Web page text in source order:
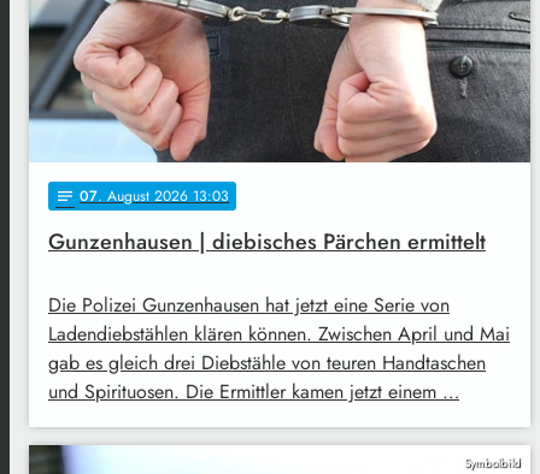
notes 07. August 2026 13:03
Gunzenhausen | diebisches Pärchen ermittelt
Die Polizei Gunzenhausen hat jetzt eine Serie von
Ladendiebstählen klären können. Zwischen April und Mai
gab es gleich drei Diebstähle von teuren Handtaschen
und Spirituosen. Die Ermittler kamen jetzt einem …
Symbolbild